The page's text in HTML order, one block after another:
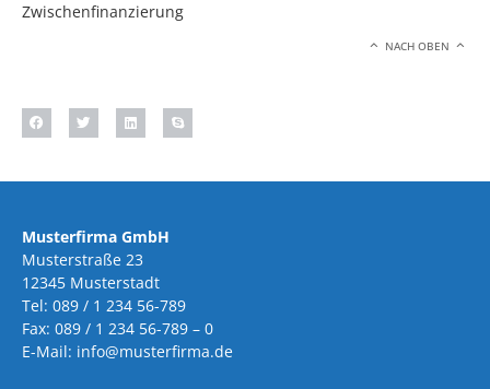
Zwischenfinanzierung
NACH OBEN
Musterfirma GmbH
Musterstraße 23
12345 Musterstadt
Tel: 089 / 1 234 56-789
Fax: 089 / 1 234 56-789 – 0
E-Mail: info@musterfirma.de